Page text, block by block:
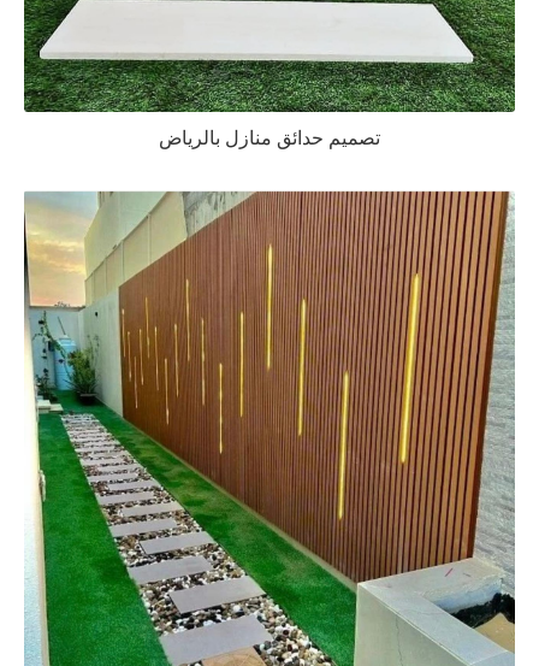
تصميم حدائق منازل بالرياض